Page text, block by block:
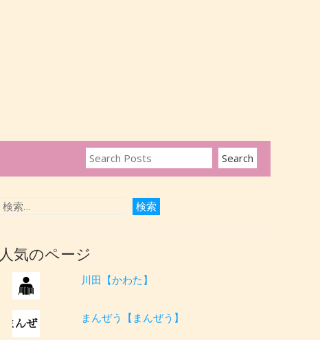
人気のページ
川田【かわた】
まんぜう【まんぜう】